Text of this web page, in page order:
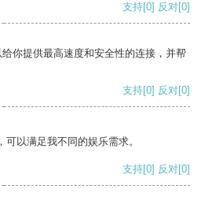
支持[0] 反对[0]
你提供最高速度和安全性的连接，并帮
支持[0] 反对[0]
以满足我不同的娱乐需求。
支持[0] 反对[0]